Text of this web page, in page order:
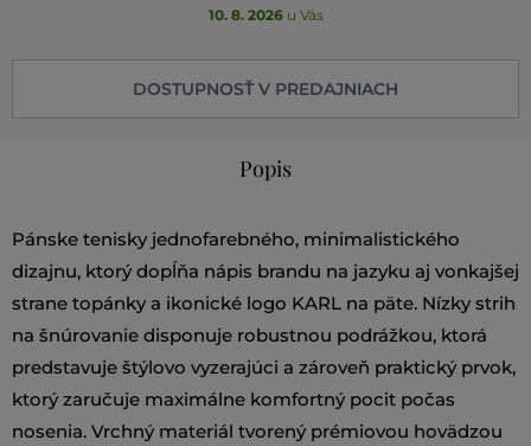
10. 8. 2026u Vás
DOSTUPNOSŤ V PREDAJNIACH
Popis
Pánske tenisky jednofarebného, minimalistického
dizajnu, ktorý dopĺňa nápis brandu na jazyku aj vonkajšej
strane topánky a ikonické logo KARL na päte. Nízky strih
na šnúrovanie disponuje robustnou podrážkou, ktorá
predstavuje štýlovo vyzerajúci a zároveň praktický prvok,
ktorý zaručuje maximálne komfortný pocit počas
nosenia. Vrchný materiál tvorený prémiovou hovädzou